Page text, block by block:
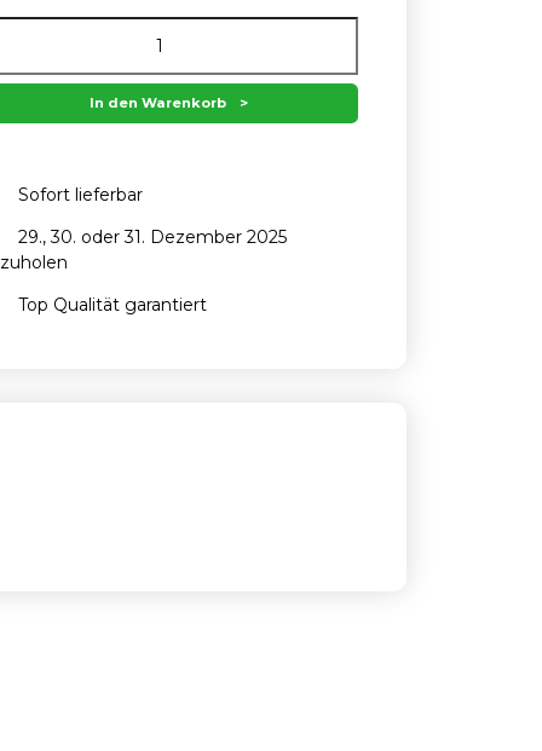
war:
7,50
ist:
6,00 .
In den Warenkorb
Sofort lieferbar
29., 30. oder 31. Dezember 2025
Top Qualität garantiert